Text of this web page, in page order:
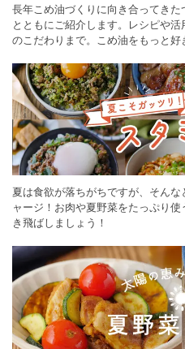
長年こめ油づくりに向き合ってき
とともにご紹介します。レシピや
のこだわりまで。こめ油をもっと
夏は食欲が落ちがちですが、そん
ャージ！お肉や夏野菜をたっぷり
き飛ばしましょう！